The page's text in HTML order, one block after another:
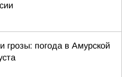
грозы: погода в Амурской